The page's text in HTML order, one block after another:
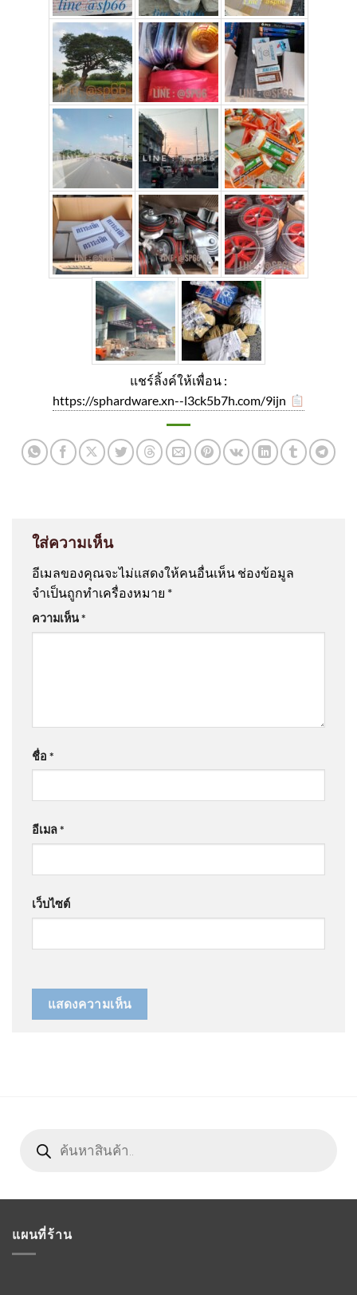
แชร์ลิ้งค์ให้เพื่อน :
https://sphardware.xn--l3ck5b7h.com/9ijn
ใส่ความเห็น
อีเมลของคุณจะไม่แสดงให้คนอื่นเห็น ช่องข้อมูล
จำเป็นถูกทำเครื่องหมาย *
ความเห็น*
ชื่อ *
อีเมล*
เว็บไซต์
search
แผนที่ร้าน